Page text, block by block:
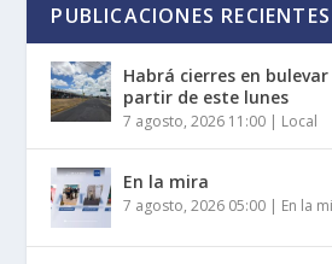
PUBLICACIONES RECIENTES
Habrá cierres en bulevar
partir de este lunes
7 agosto, 2026 11:00 | Local
En la mira
7 agosto, 2026 05:00 | En la